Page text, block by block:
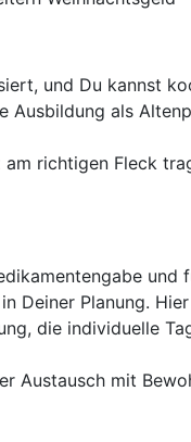
und Du kannst
Ausbildung als
richtigen Fleck
und
Deiner Planung.
die individuelle
Austausch mit